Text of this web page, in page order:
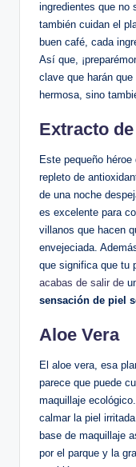
ingredientes que no
también cuidan el
buen café, cada
Así que,
clave que harán que
hermosa, sino
Extracto
Este pequeño
repleto de
de una noche
es excelente para
villanos que hacen
envejeciada.
que significa que tu
acabas de salir de
sensación de piel
Aloe Vera
El aloe vera, esa
parece que puede
maquillaje
calmar la piel
base de maquillaje
por el parque y la